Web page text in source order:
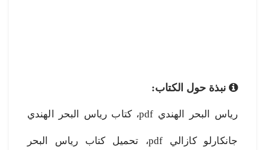
نبذة حول الكتاب:
رياس البحر الهندي pdf، كتاب رياس البحر الهندي
جانكارلو كازالي pdf، تحميل كتاب رياس البحر